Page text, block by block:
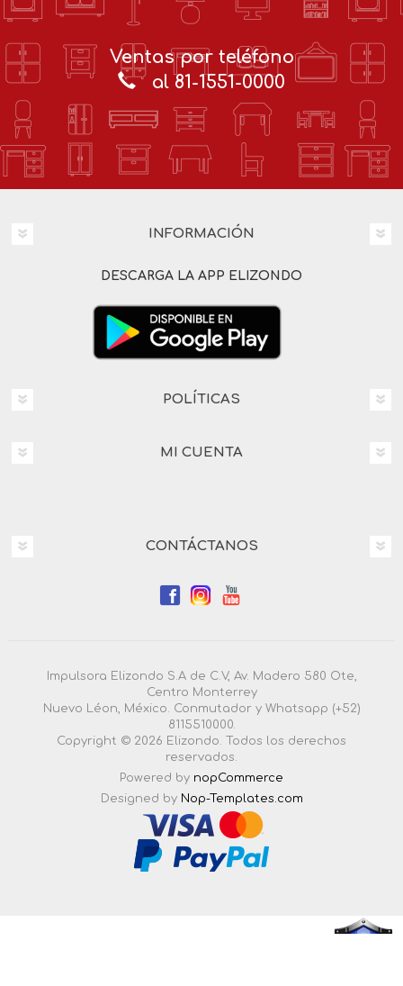
Ventas por teléfono
al 81-1551-0000
INFORMACIÓN
DESCARGA LA APP ELIZONDO
POLÍTICAS
MI CUENTA
CONTÁCTANOS
Impulsora Elizondo S.A de C.V, Av. Madero 580 Ote,
Centro Monterrey
Nuevo Léon, México. Conmutador y Whatsapp (+52)
8115510000.
Copyright © 2026 Elizondo. Todos los derechos
reservados.
Powered by nopCommerce
Designed by Nop-Templates.com